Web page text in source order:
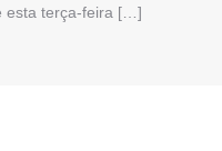
esta terça-feira […]